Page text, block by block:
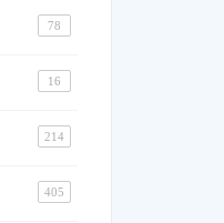
78
16
214
405